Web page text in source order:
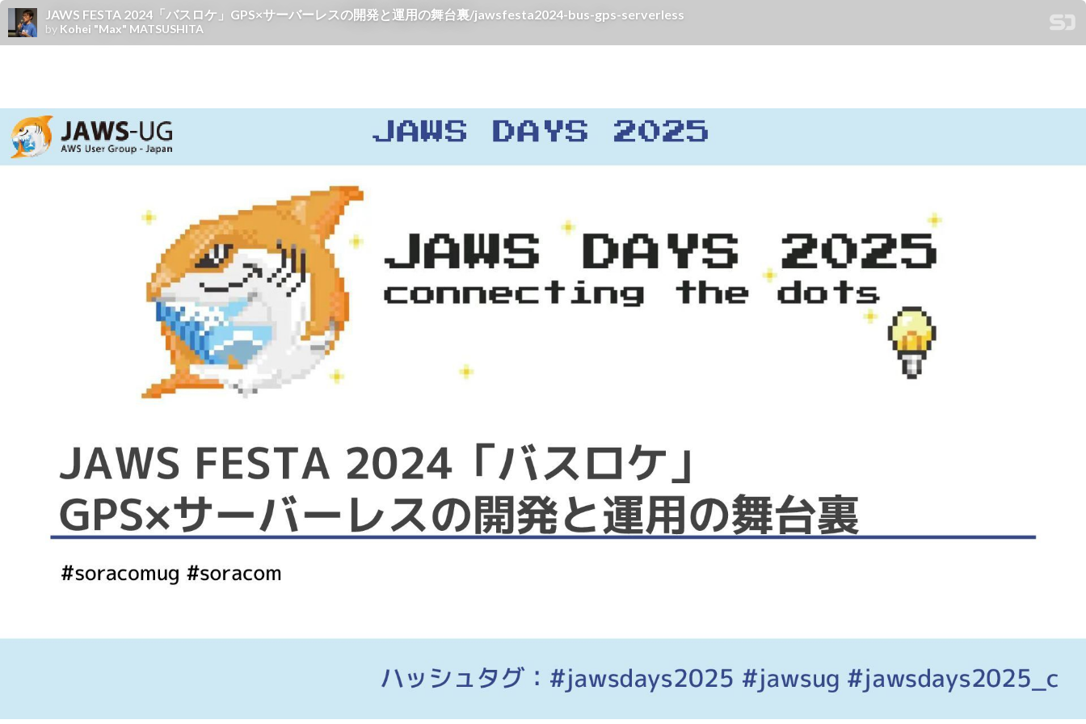
JAWS FESTA 2024「バスロケ」GPS×サーバーレスの開発と運用の舞台裏/jawsfesta2024-bus-gps-serverless
by Kohei "Max" MATSUSHITA